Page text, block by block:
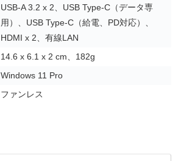
USB-A 3.2 x 2、USB Type-C（データ専
用）、USB Type-C（給電、PD対応）、
HDMI x 2、有線LAN
14.6 x 6.1 x 2 cm、182g
Windows 11 Pro
ファンレス